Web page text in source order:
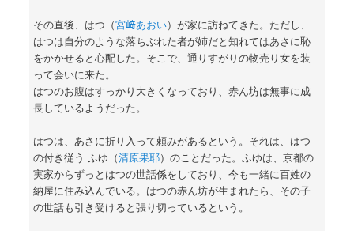
その直後、はつ（宮﨑あおい）が家に訪ねてきた。ただし、
はつは自分のような落ちぶれた者が姉だと知れてはあさに恥
をかかせると心配した。そこで、通りすがりの物売り女を装
って会いに来た。
はつのお腹はすっかり大きくなっており、赤ん坊は無事に成
長しているようだった。
はつは、あさに折り入って頼みがあるという。それは、はつ
の付き従う ふゆ（清原果耶）のことだった。ふゆは、京都の
実家からずっとはつの世話係をしており、今も一緒に百姓の
納屋に住み込んでいる。はつの赤ん坊が生まれたら、その子
の世話も引き受けると張り切っているという。